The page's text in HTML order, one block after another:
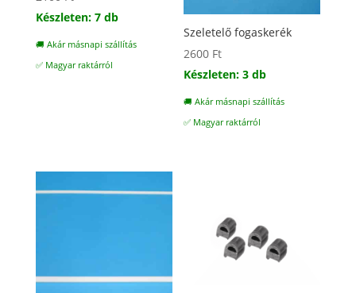
Készleten: 7 db
🚚 Akár másnapi szállítás
✅ Magyar raktárról
Szeletelő fogaskerék
2600 Ft
Készleten: 3 db
🚚 Akár másnapi szállítás
✅ Magyar raktárról